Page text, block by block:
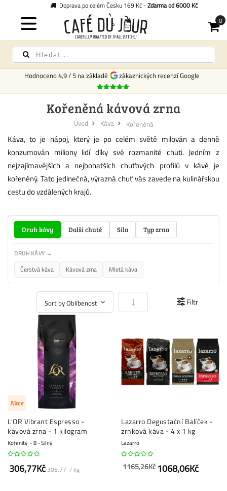
Doprava po celém Česku 169 Kč -Zdarma od 6000 Kč
Hodnoceno4,9/5 na základě zákaznických recenzí Google
Kořeněná kávová zrna
Úvod Káva Kořeněná
Káva, to je nápoj, který je po celém světě milován a denně
konzumován miliony lidí díky své rozmanité chuti. Jedním z
nejzajímavějších a nejbohatších chuťových profilů v kávě je
kořeněný. Tato jedinečná, výrazná chuť vás zavede na kulinářskou
cestu do vzdálených krajů.
Druh kávy Další chutě Síla Typ zrna
DRUH KÁVY →
Čerstvá káva Kávová zrna Mletá káva
Nastavit vzestupněFiltr
Akce
L'OR Vibrant Espresso -
kávová zrna - 1 kilogram
Kořenitý 8 - Silný
306,77Kč 306,77 / kg
Lazarro Degustační Balíček -
zrnková káva - 4 x 1 kg
Lazarro
1068,06Kč
1165,26Kč